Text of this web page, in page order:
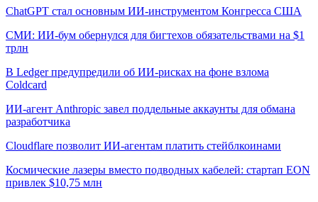
ChatGPT стал основным ИИ-инструментом Конгресса США
СМИ: ИИ-бум обернулся для бигтехов обязательствами на $1
трлн
В Ledger предупредили об ИИ-рисках на фоне взлома
Coldcard
ИИ-агент Anthropic завел поддельные аккаунты для обмана
разработчика
Cloudflare позволит ИИ-агентам платить стейблкоинами
Космические лазеры вместо подводных кабелей: стартап EON
привлек $10,75 млн